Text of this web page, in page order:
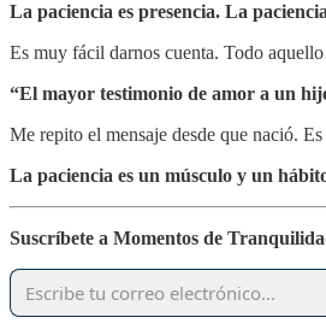
La paciencia es presencia. La
Es muy fácil darnos cuenta. Todo
“El mayor testimonio de amor a un
Me repito el mensaje desde que nació.
La paciencia es un músculo y un
Suscríbete a Momentos de